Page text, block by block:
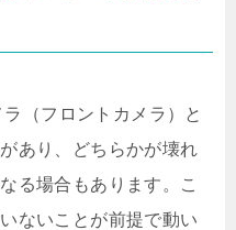
（フロントカメラ）と
あり、どちらかが壊れ
る場合もあります。こ
ないことが前提で動い